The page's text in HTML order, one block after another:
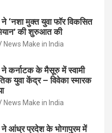
ने ‘नशा मुक्त युवा फॉर विकसित
की शुरुआत की
News Make in India
ने कर्नाटक के मैसूरु में स्वामी
युवा केंद्र – विवेका स्मारक
News Make in India
ने आंध्र प्रदेश के भोगापुरम में